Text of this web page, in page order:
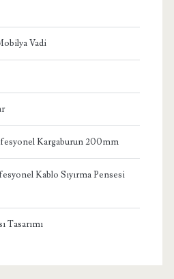
Vadi
Kargaburun 200mm
Kablo Sıyırma Pensesi
Tasarımı